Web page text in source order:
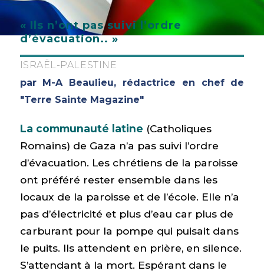
« Ils n’ont pas suivi l’ordre
d’évacuation.. »
ISRAËL-PALESTINE
par M-A Beaulieu, rédactrice en chef de
"Terre Sainte Magazine"
La communauté latine (Catholiques
Romains) de Gaza n’a pas suivi l’ordre
d’évacuation. Les chrétiens de la paroisse
ont préféré rester ensemble dans les
locaux de la paroisse et de l’école. Elle n’a
pas d’électricité et plus d’eau car plus de
carburant pour la pompe qui puisait dans
le puits. Ils attendent en prière, en silence.
S’attendant à la mort. Espérant dans le